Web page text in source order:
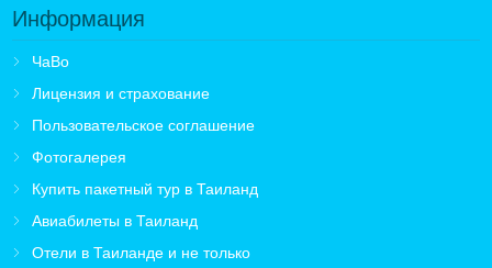
Информация
ЧаВо
Лицензия и страхование
Пользовательское соглашение
Фотогалерея
Купить пакетный тур в Таиланд
Авиабилеты в Таиланд
Отели в Таиланде и не только